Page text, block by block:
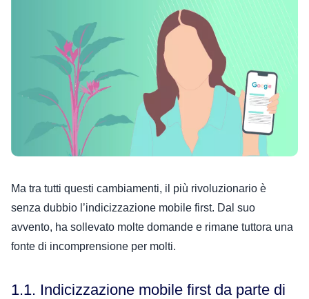
Ma tra tutti questi cambiamenti, il più rivoluzionario è
senza dubbio l’indicizzazione mobile first. Dal suo
avvento, ha sollevato molte domande e rimane tuttora una
fonte di incomprensione per molti.
1.1. Indicizzazione mobile first da parte di